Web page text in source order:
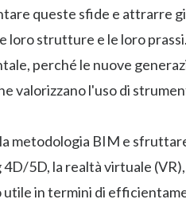
queste sfide e attrarre
loro strutture e le loro
perché le nuove
valorizzano l'uso di
metodologia BIM e
5D, la realtà virtuale
utile in termini di